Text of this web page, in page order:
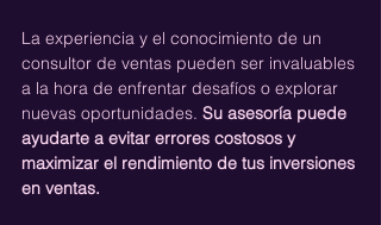
La experiencia y el conocimiento de un
consultor de ventas pueden ser invaluables
a la hora de enfrentar desafíos o explorar
nuevas oportunidades. Su asesoría puede
ayudarte a evitar errores costosos y
maximizar el rendimiento de tus inversiones
en ventas.